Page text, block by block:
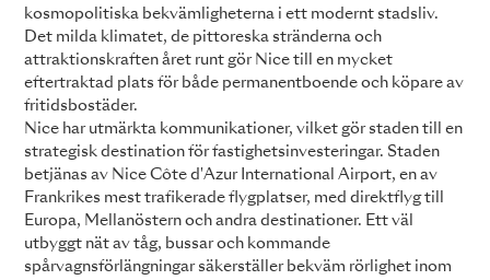
kosmopolitiska bekvämligheterna i ett modernt stadsliv.
Det milda klimatet, de pittoreska stränderna och
attraktionskraften året runt gör Nice till en mycket
eftertraktad plats för både permanentboende och köpare av
fritidsbostäder.
Nice har utmärkta kommunikationer, vilket gör staden till en
strategisk destination för fastighetsinvesteringar. Staden
betjänas av Nice Côte d'Azur International Airport, en av
Frankrikes mest trafikerade flygplatser, med direktflyg till
Europa, Mellanöstern och andra destinationer. Ett väl
utbyggt nät av tåg, bussar och kommande
spårvagnsförlängningar säkerställer bekväm rörlighet inom